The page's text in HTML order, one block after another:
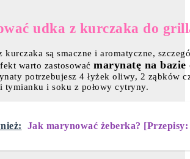
udka z kurczaka do
kurczaka są smaczne i aromatyczne,
warto zastosować marynatę na
potrzebujesz 4 łyżek oliwy, 2 ząbków
tymianku i soku z połowy cytryny.
Jak marynować żeberka?